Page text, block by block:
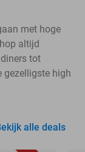
met hoge
altijd
tot
gezelligste high
alle deals